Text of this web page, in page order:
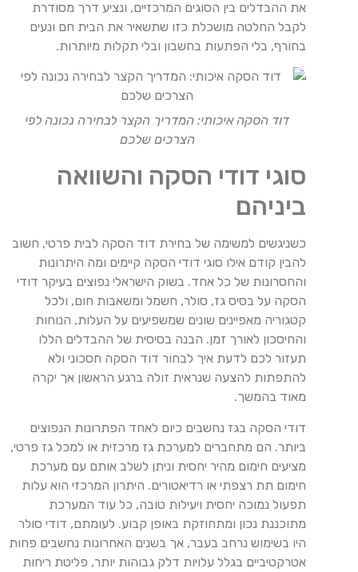
את ההבדלים בין הסוגים המרכזיים, ונציע דרך מסודרת
לקבל החלטה מושכלת כזו שתשאיר את הבית חם ונעים
בחורף, בלי הפתעות בחשבון ובלי תקלות מיותרות.
דוד הסקה איכותי: המדריך הקצר לבחירה נכונה לפי
הצרכים שלכם
סוגי דודי הסקה והשוואה
ביניהם
כשניגשים למשימה של בחירת דוד הסקה לבית פרטי, חשוב
להבין קודם אילו סוגי דודי הסקה קיימים ומה היתרונות
והחסרונות של כל אחד. בשוק הישראלי נפוצים בעיקר דודי
הסקה על בסיס גז, סולר, חשמל ומשאבות חום, ולכל
קטגוריה מאפיינים שונים שמשפיעים על העלות, הנוחות
והחיסכון לאורך זמן. הבנה בסיסית של ההבדלים הללו
תעזור לכם לדעת איך לבחור דוד הסקה חסכוני ולא
להתפתות להצעה שנראית זולה ברגע הראשון אך יקרה
מאוד בהמשך.
דודי הסקה בגז נחשבים כיום לאחד הפתרונות הנפוצים
ביותר. הם מתחברים למערכת גז מרכזית או למכל גז פרטי,
מציעים חימום מהיר יחסית וניתן לשלב אותם עם מערכת
חימום תת רצפתי או רדיאטורים. היתרון המרכזי הוא עלות
תפעול נמוכה יחסית ויעילות טובה, כל עוד המערכת
מתוכננת נכון ומתחוזקת באופן קבוע. לעומתם, דודי סולר
היו בשימוש נרחב בעבר, אך בשנים האחרונות נחשבים פחות
אטרקטיביים בגלל עלויות דלק גבוהות יותר, פליטת ריחות